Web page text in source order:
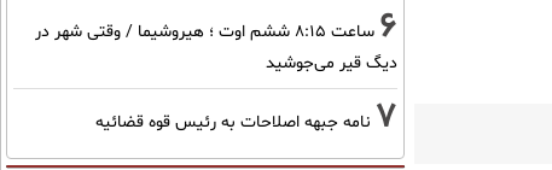
6
ساعت ۸:۱۵ ششم اوت ؛ هیروشیما / وقتی شهر در
دیگ قیر می‌جوشید
7 نامه جبهه اصلاحات به رئیس قوه قضائیه